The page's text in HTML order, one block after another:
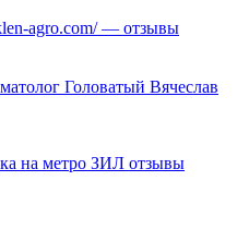
agro.com/ — отзывы
Головатый Вячеслав
на метро ЗИЛ отзывы